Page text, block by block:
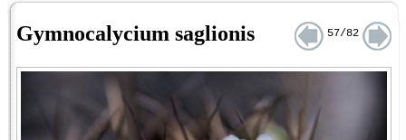
Gymnocalycium saglionis 57/82